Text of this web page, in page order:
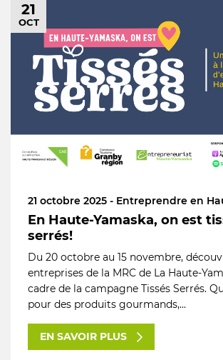
21
OCT
21 octobre 2025 - Entreprendre en
En Haute-Yamaska, on est
serrés!
Du 20 octobre au 15 novembre,
entreprises de la MRC de La Haute-
cadre de la campagne Tissés Serrés.
pour des produits gourmands,...
EN SAVOIR PLUS